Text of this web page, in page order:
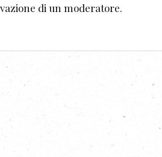
di un moderatore.